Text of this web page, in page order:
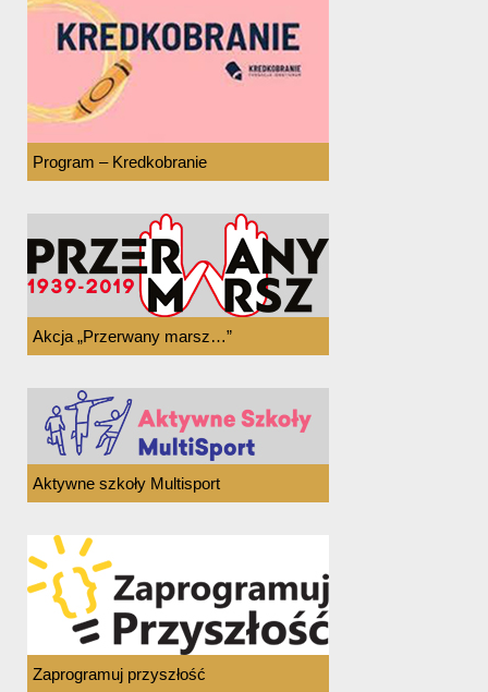
Program – Kredkobranie
Akcja „Przerwany marsz…”
Aktywne szkoły Multisport
Zaprogramuj przyszłość